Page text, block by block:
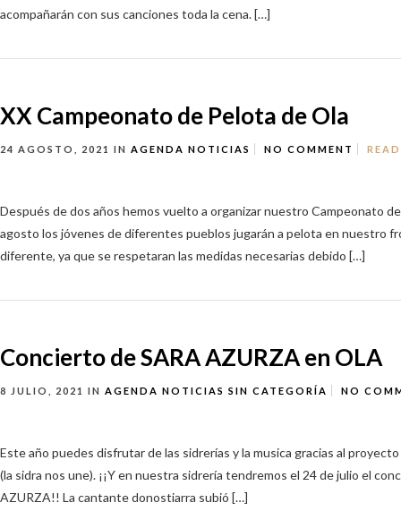
acompañarán con sus canciones toda la cena. […]
XX Campeonato de Pelota de Ola
24 AGOSTO, 2021 IN AGENDA NOTICIAS NO COMMENT
Después de dos años hemos vuelto a organizar nuestro Campeonato
agosto los jóvenes de diferentes pueblos jugarán a pelota en nuestro
diferente, ya que se respetaran las medidas necesarias debido […]
Concierto de SARA AZURZA en OLA
8 JULIO, 2021 IN AGENDA NOTICIAS SIN CATEGORÍA NO
Este año puedes disfrutar de las sidrerías y la musica gracias al
(la sidra nos une). ¡¡Y en nuestra sidrería tendremos el 24 de julio el
AZURZA!! La cantante donostiarra subió […]